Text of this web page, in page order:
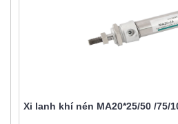
Xi lanh khí nén MA20*25/50 /75/